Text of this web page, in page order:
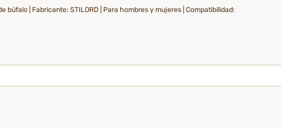
búfalo | Fabricante: STILORD | Para hombres y mujeres | Compatibilidad: